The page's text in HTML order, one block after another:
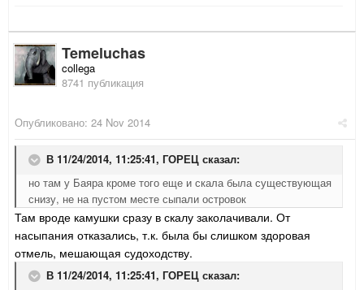
Temeluchas
collega
8741 публикация
Опубликовано: 24 Nov 2014
В 11/24/2014, 11:25:41, ГОРЕЦ сказал:
но там у Баяра кроме того еще и скала была существующая
снизу, не на пустом месте сыпали островок
Там вроде камушки сразу в скалу заколачивали. От
насыпания отказались, т.к. была бы слишком здоровая
отмель, мешающая судоходству.
В 11/24/2014, 11:25:41, ГОРЕЦ сказал: